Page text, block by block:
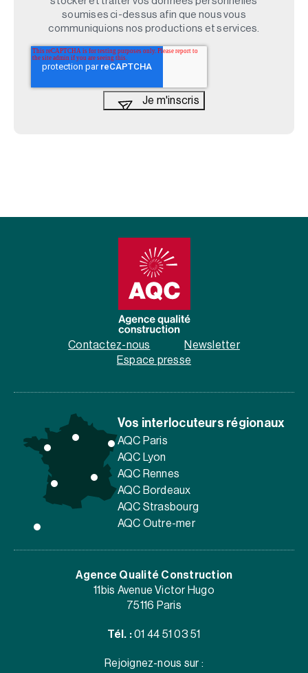
soumises ci-dessus afin que nous vous
communiquions nos productions et services.
Contactez-nous
Newsletter
Espace presse
Vos interlocuteurs régionaux
AQC Paris
AQC Lyon
AQC Rennes
AQC Bordeaux
AQC Strasbourg
AQC Outre-mer
Agence Qualité Construction
11bis Avenue Victor Hugo
75116 Paris
Tél. : 01 44 51 03 51
Rejoignez-nous sur :